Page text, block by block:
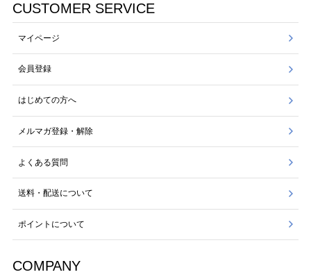
CUSTOMER SERVICE
マイページ
会員登録
はじめての方へ
メルマガ登録・解除
よくある質問
送料・配送について
ポイントについて
COMPANY